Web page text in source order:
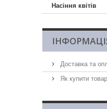
Насіння квітів
Доставка та
Як купити товар